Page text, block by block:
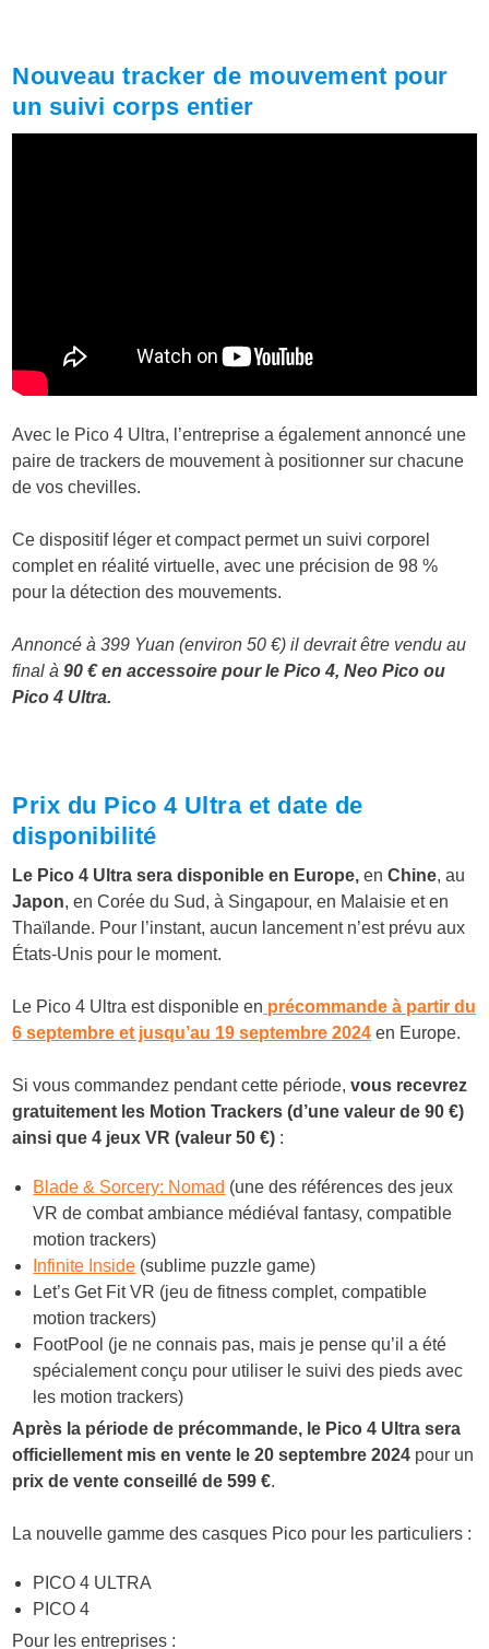
Nouveau tracker de mouvement pour
un suivi corps entier
Avec le Pico 4 Ultra, l’entreprise a également annoncé une
paire de trackers de mouvement à positionner sur chacune
de vos chevilles.
Ce dispositif léger et compact permet un suivi corporel
complet en réalité virtuelle, avec une précision de 98 %
pour la détection des mouvements.
Annoncé à 399 Yuan (environ 50 €) il devrait être vendu au
final à90 € en accessoire pour le Pico 4, Neo Pico ou
Pico 4 Ultra.
Prix du Pico 4 Ultra et date de
disponibilité
Le Pico 4 Ultra sera disponible en Europe, enChine, au
Japon, en Corée du Sud, à Singapour, en Malaisie et en
Thaïlande. Pour l’instant, aucun lancement n’est prévu aux
États-Unis pour le moment.
Le Pico 4 Ultra est disponible en précommande à partir du
6 septembre et jusqu’au 19 septembre 2024 en Europe.
Si vous commandez pendant cette période,vous recevrez
gratuitement les Motion Trackers (d’une valeur de 90 €)
ainsi que 4 jeux VR (valeur 50 €) :
Blade & Sorcery: Nomad (une des références des jeux
VR de combat ambiance médiéval fantasy, compatible
motion trackers)
Infinite Inside (sublime puzzle game)
Let’s Get Fit VR (jeu de fitness complet, compatible
motion trackers)
FootPool (je ne connais pas, mais je pense qu’il a été
spécialement conçu pour utiliser le suivi des pieds avec
les motion trackers)
Après la période de précommande, le Pico 4 Ultra sera
officiellement mis en vente le 20 septembre 2024 pour un
prix de vente conseillé de 599 €.
La nouvelle gamme des casques Pico pour les particuliers :
PICO 4 ULTRA
PICO 4
Pour les entreprises :